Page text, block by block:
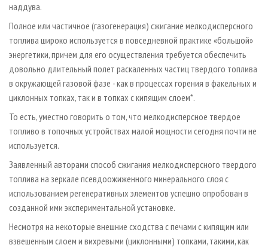
наддува.
Полное или частичное (газогенерация) сжигание мелкодисперсного
топлива широко используется в повседневной практике «большой»
энергетики, причем для его осуществления требуется обеспечить
довольно длительный полет раскаленных частиц твердого топлива
в окружающей газовой фазе - как в процессах горения в факельных и
циклонных топках, так и в топках с кипящим слоем*.
То есть, уместно говорить о том, что мелкодисперсное твердое
топливо в топочных устройствах малой мощности сегодня почти не
используется.
Заявленный авторами способ сжигания мелкодисперсного твердого
топлива на зеркале псевдоожиженного минерального слоя с
использованием регенеративных элементов успешно опробован в
созданной ими экспериментальной установке.
Несмотря на некоторые внешние сходства с печами с кипящим или
взвешенным слоем и вихревыми (циклонными) топками, такими, как